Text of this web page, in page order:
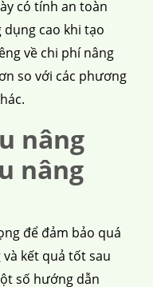
có tính an toàn
cao khi tạo
về chi phí nâng
so với các phương
nâng
nâng
để đảm bảo quá
kết quả tốt sau
số hướng dẫn